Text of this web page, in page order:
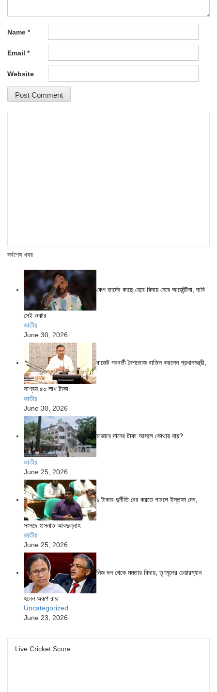
Name *
Email *
Website
সর্বশেষ খবর
কেপ ভার্দের কাছে হেরে বিদায় নেবে আর্জেন্টিনা, দাবি
সেই ওঝার
জাতীয়
June 30, 2026
বাজেট পরবর্তী নৈশভোজ বাতিল করলেন প্রধানমন্ত্রী,
সাশ্রয় ৫০ লাখ টাকা
জাতীয়
June 30, 2026
মাজারে দানের টাকা আসলে কোথায় যায়?
জাতীয়
June 25, 2026
১ টাকার দুর্নীতি বের করতে পারলে ইস্তফা দেব,
সংসদে হাসনাত আবদুল্লাহ
জাতীয়
June 25, 2026
নিজ দল থেকে মমতার বিদায়, তৃণমূলের চেয়ারম্যান
হলেন অরূপ রায়
Uncategorized
June 23, 2026
Live Cricket Score